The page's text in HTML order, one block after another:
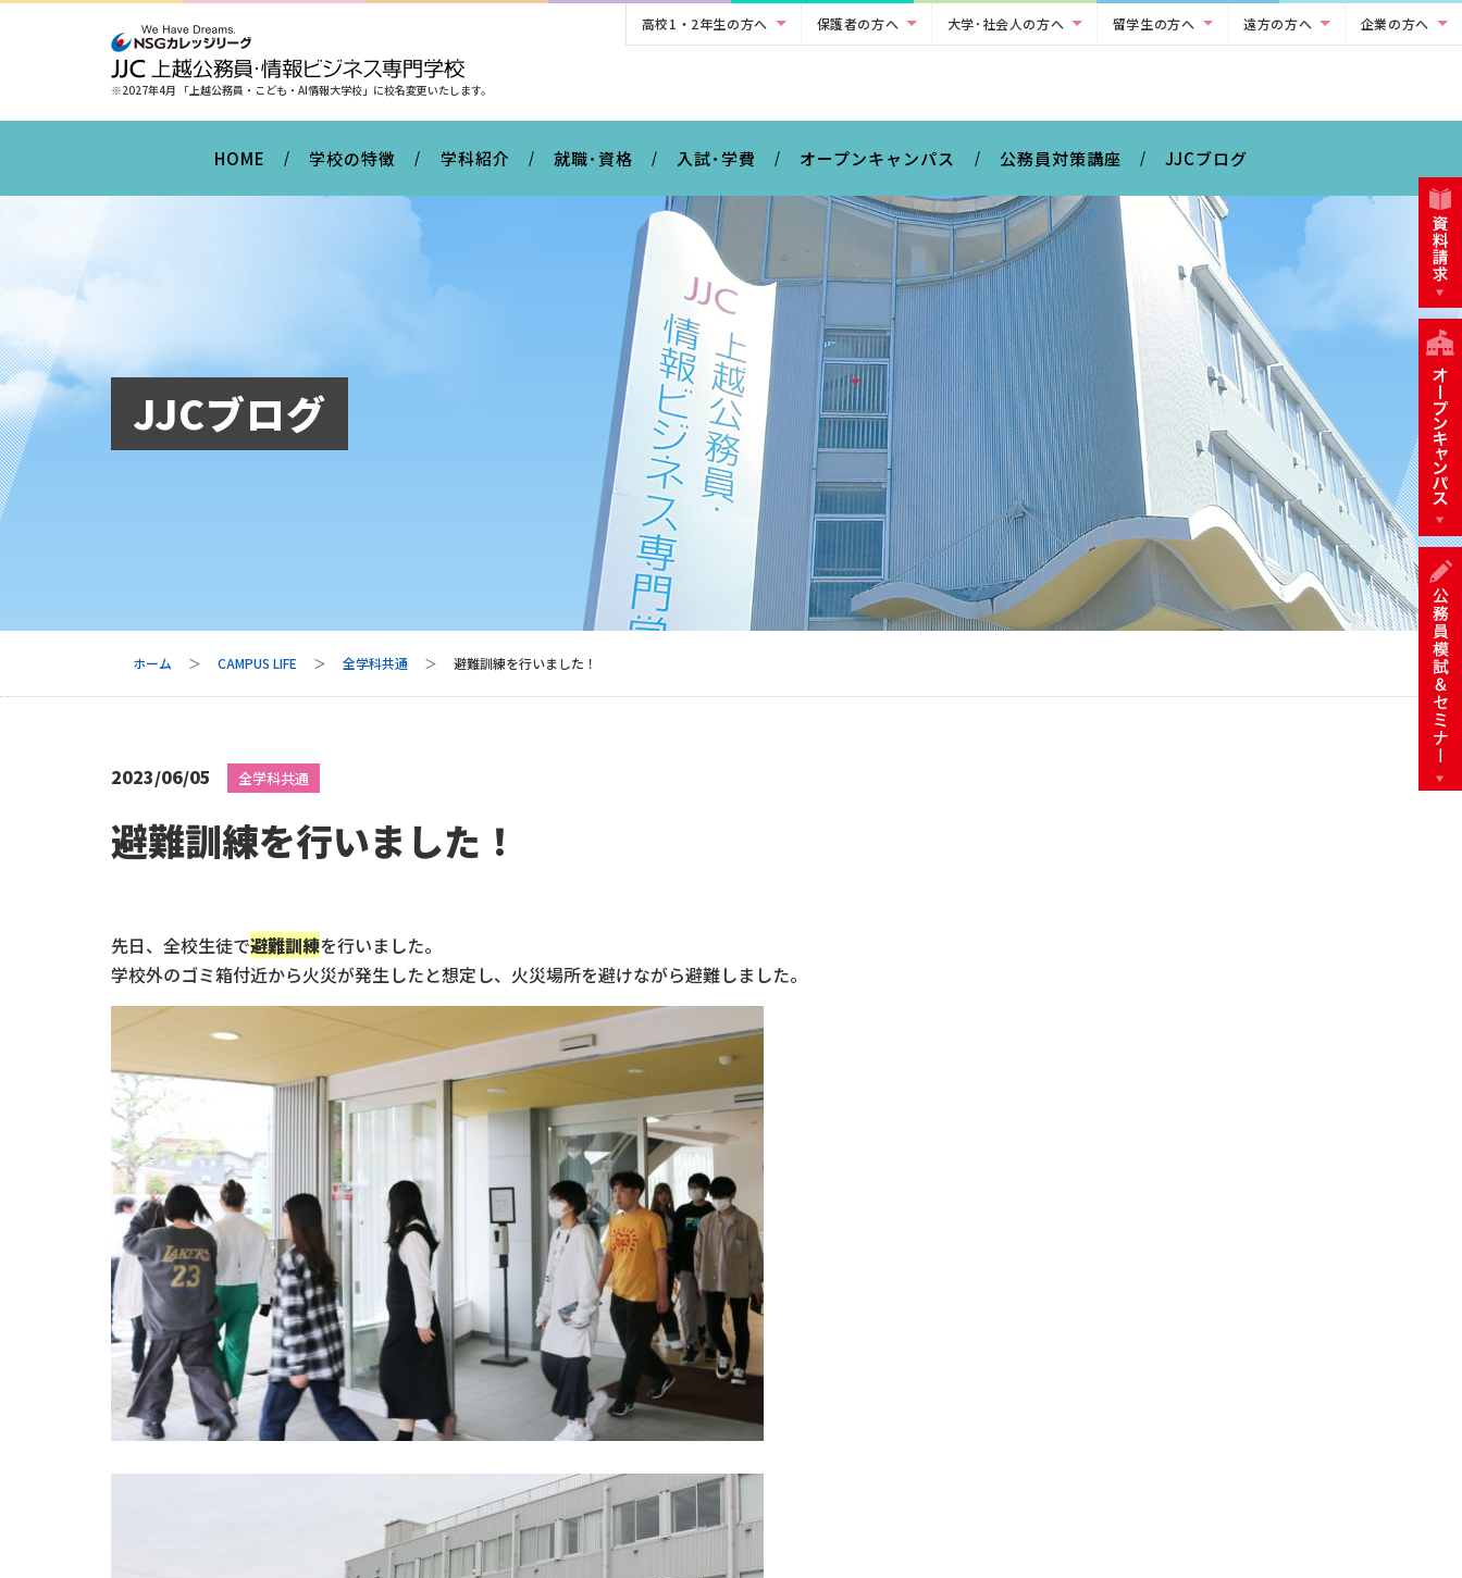
高校1・2年生の方へ 保護者の方へ 大学･社会人の方へ 留学生の方へ 遠方の方へ 企業の方へ
※2027年4月 「上越公務員・こども・AI情報大学校」に校名変更いたします。
HOME 学校の特徴 学科紹介 就職･資格 入試･学費 オープンキャンパス 公務員対策講座 JJCブログ
JJCブログ
ホーム CAMPUS LIFE 全学科共通 避難訓練を行いました！
2023/06/05 全学科共通
避難訓練を行いました！
先日、全校生徒で避難訓練を行いました。
学校外のゴミ箱付近から火災が発生したと想定し、火災場所を避けながら避難しました。